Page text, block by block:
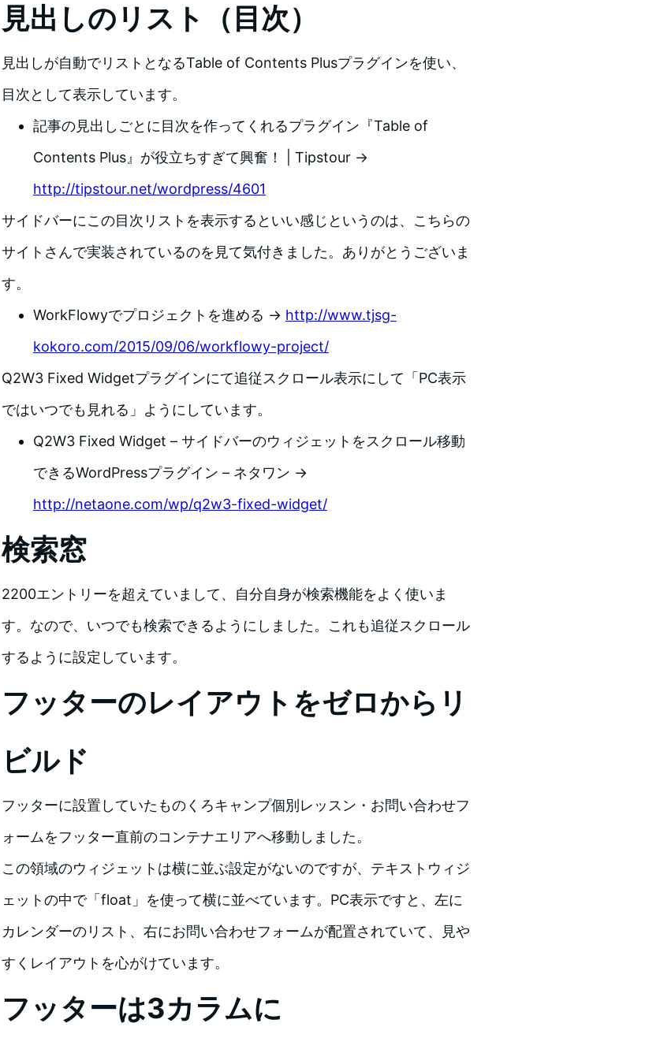
見出しのリスト（目次）
見出しが自動でリストとなるTable of Contents Plusプラグインを使い、
目次として表示しています。
記事の見出しごとに目次を作ってくれるプラグイン『Table of
Contents Plus』が役立ちすぎて興奮！ | Tipstour →
http://tipstour.net/wordpress/4601
サイドバーにこの目次リストを表示するといい感じというのは、こちらの
サイトさんで実装されているのを見て気付きました。ありがとうございま
す。
WorkFlowyでプロジェクトを進める → http://www.tjsg-
kokoro.com/2015/09/06/workflowy-project/
Q2W3 Fixed Widgetプラグインにて追従スクロール表示にして「PC表示
ではいつでも見れる」ようにしています。
Q2W3 Fixed Widget – サイドバーのウィジェットをスクロール移動
できるWordPressプラグイン – ネタワン →
http://netaone.com/wp/q2w3-fixed-widget/
検索窓
2200エントリーを超えていまして、自分自身が検索機能をよく使いま
す。なので、いつでも検索できるようにしました。これも追従スクロール
するように設定しています。
フッターのレイアウトをゼロからリ
ビルド
フッターに設置していたものくろキャンプ個別レッスン・お問い合わせフ
ォームをフッター直前のコンテナエリアへ移動しました。
この領域のウィジェットは横に並ぶ設定がないのですが、テキストウィジ
ェットの中で「float」を使って横に並べています。PC表示ですと、左に
カレンダーのリスト、右にお問い合わせフォームが配置されていて、見や
すくレイアウトを心がけています。
フッターは3カラムに